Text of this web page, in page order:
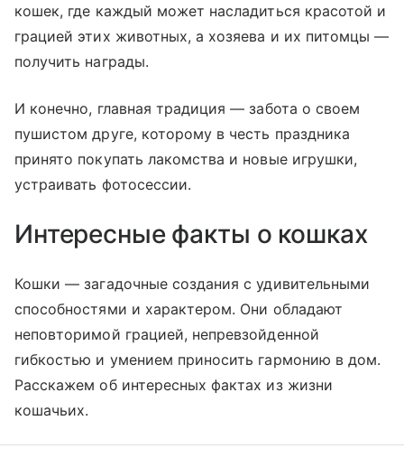
кошек, где каждый может насладиться красотой и
грацией этих животных, а хозяева и их питомцы —
получить награды.
И конечно, главная традиция — забота о своем
пушистом друге, которому в честь праздника
принято покупать лакомства и новые игрушки,
устраивать фотосессии.
Интересные факты о кошках
Кошки — загадочные создания с удивительными
способностями и характером. Они обладают
неповторимой грацией, непревзойденной
гибкостью и умением приносить гармонию в дом.
Расскажем об интересных фактах из жизни
кошачьих.